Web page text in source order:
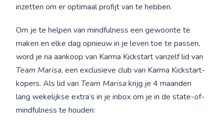
inzetten om er optimaal profijt van te hebben.
Om je te helpen van mindfulness een gewoonte te
maken en elke dag opnieuw in je leven toe te passen,
word je na aankoop van Karma Kickstart vanzelf lid van
Team Marisa, een exclusieve club van Karma Kickstart-
kopers. Als lid van Team Marisakrijg je 4 maanden
lang wekelijkse extra’s in je inbox om je in de state-of-
mindfulness te houden: